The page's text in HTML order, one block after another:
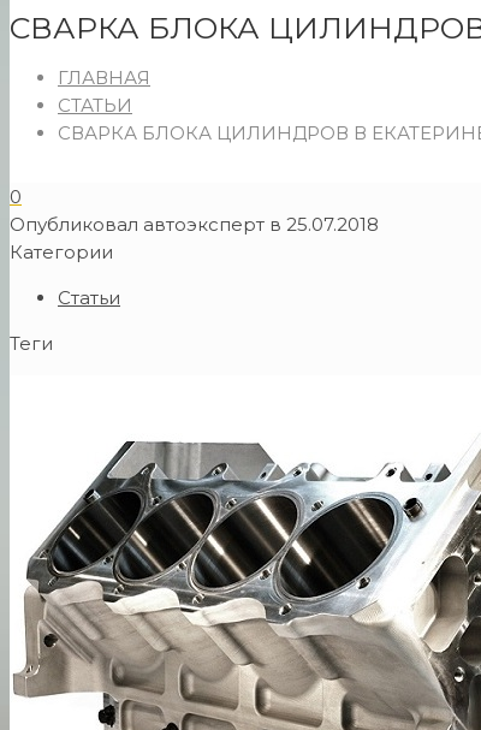
СВАРКА БЛОКА
ГЛАВНАЯ
СТАТЬИ
СВАРКА БЛОКА ЦИЛИНДРОВ В
0
Опубликовал автоэксперт в 25.07.2018
Категории
Статьи
Теги